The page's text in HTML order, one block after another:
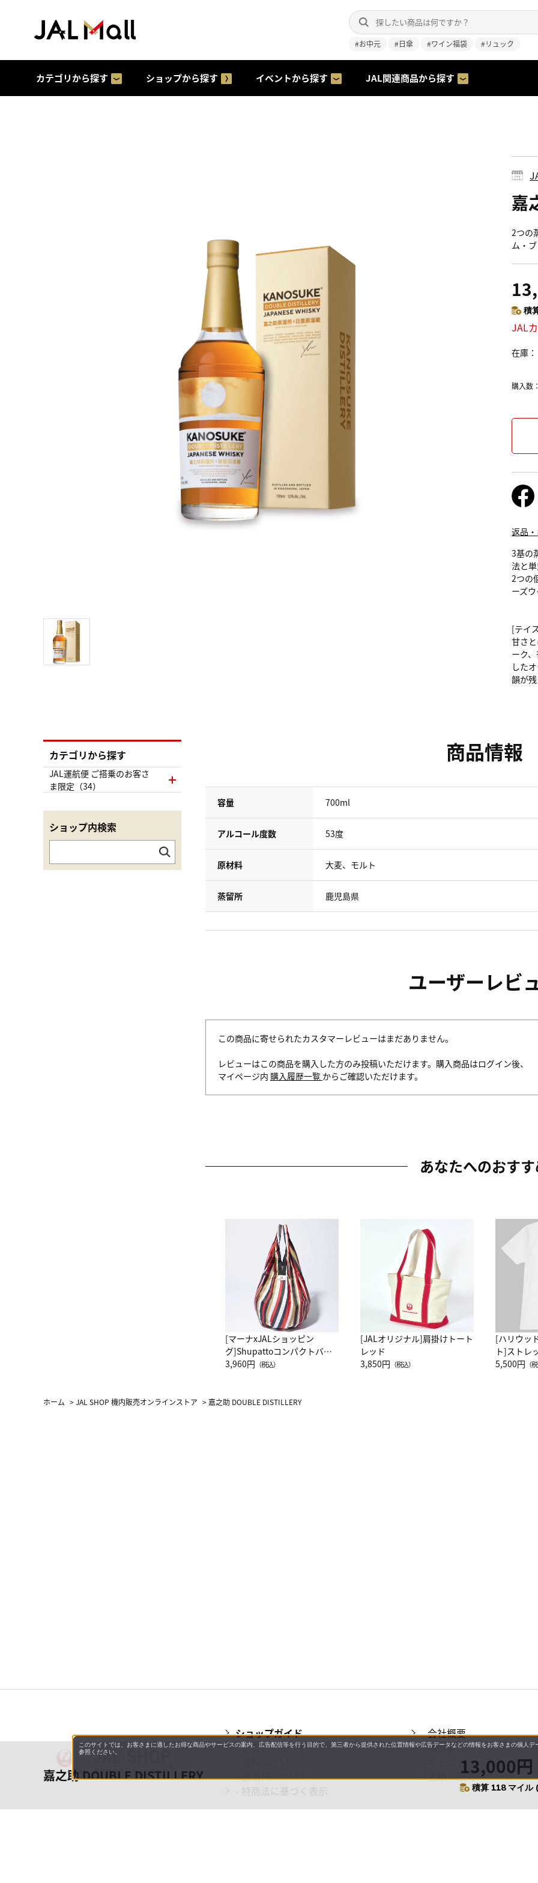
#お中元 #日傘 #ワイン福袋 #リュック
カテゴリから探す ショップから探す イベントから探す JAL関連商品から探す
嘉
2つの
ム・
積
JAL
在庫
購入数
嘉之助 DOUBLE DISTILLERY 13,000円
積算 118 マイル
返品
3基の
法と
2つの
ーズ
[テイ
甘さ
ーク
した
韻が
商品情報
容量 700ml
アルコール度数 53度
原材料 大麦、モルト
蒸留所 鹿児島県
ユーザーレビ
この商品に寄せられたカスタマーレビューはまだありません。
レビューはこの商品を購入した方のみ投稿いただけます。購入商品はログイン後、
マイページ内 購入履歴一覧 からご確認いただけます。
あなたへのおす
[マーナxJALショッピン
グ]Shupattoコンパクトバッ
グ Drop JAL客室乗務員
3,960円 （税込）
[JALオリジナル]肩掛けトート
レッド
3,850円 （税込）
[ハリウッ
ト]ストレ
ーネック
5,500円 （
カテゴリから探す
JAL運航便 ご搭乗のお客さ
ま限定（34）
ショップ内検索
ホーム >JAL SHOP 機内販売オンラインストア >嘉之助 DOUBLE DISTILLERY
ショップガイド
- 会社概要
- お支払いについて
- 領収書について
- キャンセル・返品・交換
- 営業日について
- 酒類の販売について
- 特商法に基づく表示
このサイトでは、お客さまに適したお得な商品やサービスの案内、広告配信等を行う目的で、第三者から提供された位置情報や広告データなどの情報をお客さまの個人
参照ください。